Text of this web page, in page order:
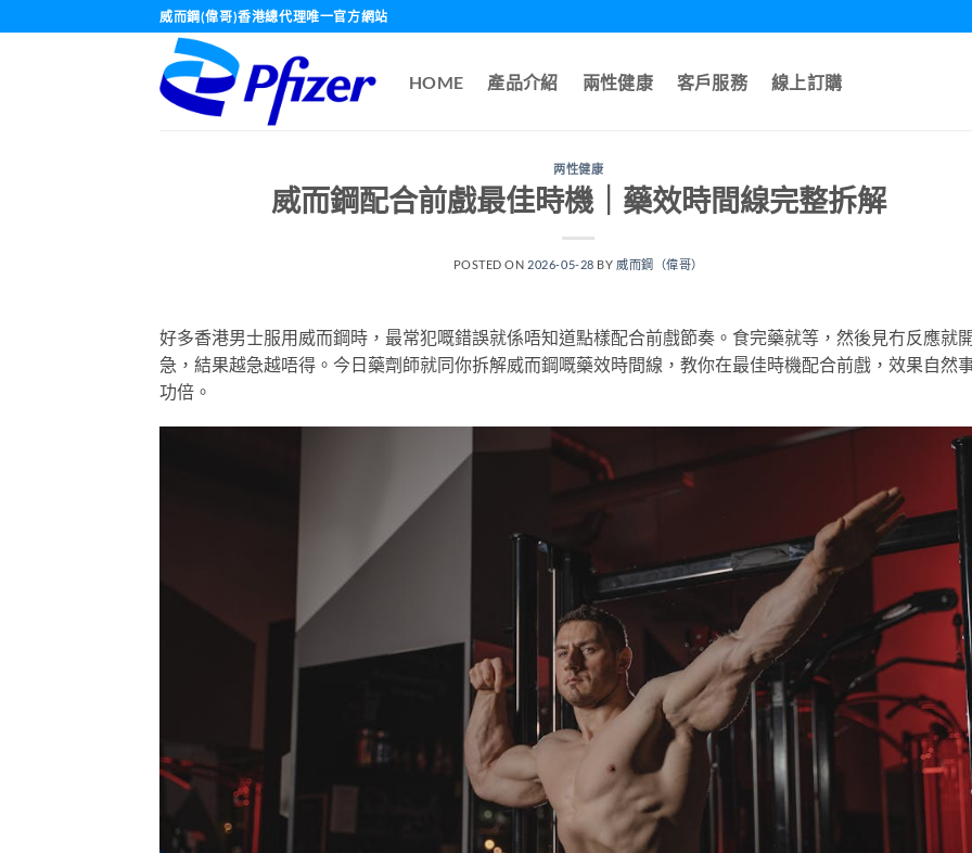
to
威而鋼(偉哥)香港總代理唯一官方網站
HOME 產品介紹 兩性健康 客戶服務 線上訂購
两性健康
威而鋼配合前戲最佳時機｜藥效時間線完整拆解
POSTED ON 2026-05-28 BY 威而鋼（偉哥）
好多香港男士服用威而鋼時，最常犯嘅錯誤就係唔知道點樣配合前戲節奏。食完藥就等，然後見冇反應就
急，結果越急越唔得。今日藥劑師就同你拆解威而鋼嘅藥效時間線，教你在最佳時機配合前戲，效果自然
功倍。